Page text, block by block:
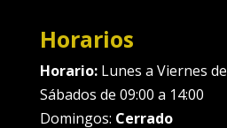
Horarios
Horario:Lunes a Viernes de
Sábados de 09:00 a 14:00
Domingos: Cerrado